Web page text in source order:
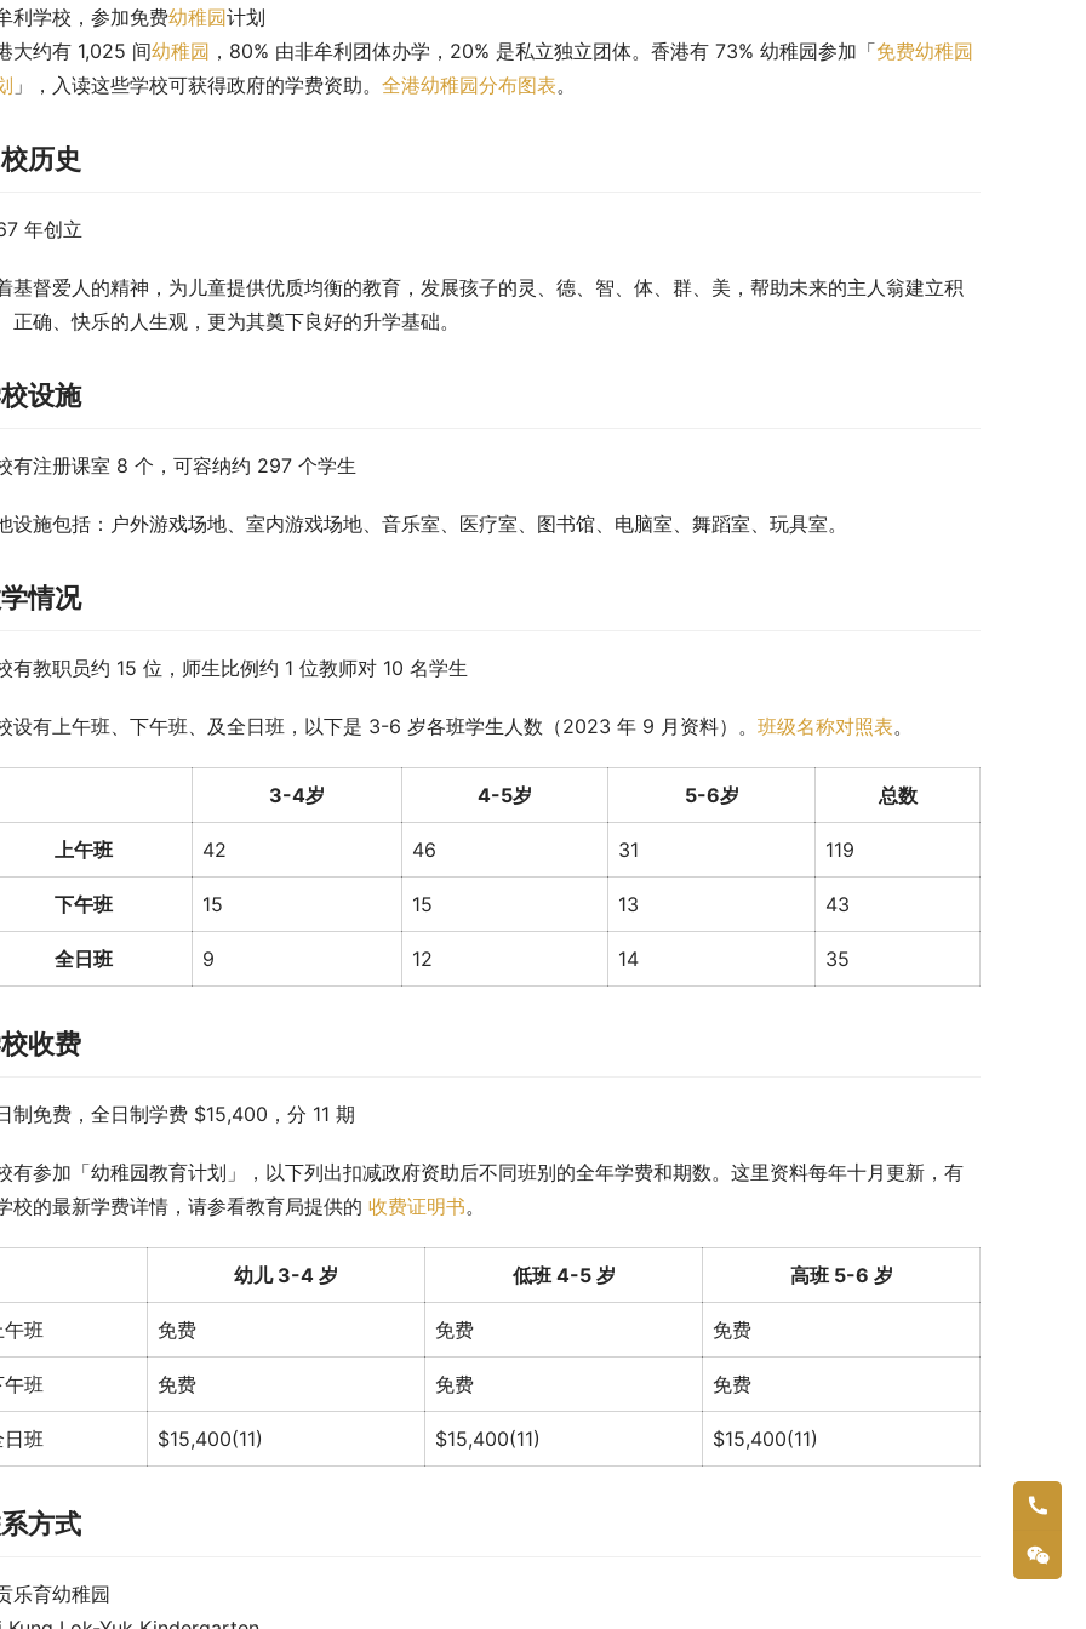
利学校，参加免费幼稚园计划
大约有 1,025 间幼稚园 ，80% 由非牟利团体办学，20% 是私立独立团体。香港有 73% 幼稚园参加「免费幼稚园
」，入读这些学校可获得政府的学费资助。 全港幼稚园分布图表。
历史
年创立
基督爱人的精神，为儿童提供优质均衡的教育，发展孩子的灵、德、智、体、群、美，帮助未来的主人翁建立积
正确、快乐的人生观，更为其奠下良好的升学基础。
设施
有注册课室 8 个，可容纳约 297 个学生
设施包括：户外游戏场地、室内游戏场地、音乐室、医疗室、图书馆、电脑室、舞蹈室、玩具室。
情况
有教职员约 15 位，师生比例约 1 位教师对 10 名学生
设有上午班、下午班、及全日班，以下是 3-6 岁各班学生人数（2023 年 9 月资料）。 班级名称对照表。
3-4岁 4-5岁 5-6岁 总数
上午班 42 46 31 119
下午班 15 15 13 43
全日班 9 12 14 35
收费
制免费，全日制学费 $15,400，分 11 期
有参加「幼稚园教育计划」，以下列出扣减政府资助后不同班别的全年学费和期数。这里资料每年十月更新，有
校的最新学费详情，请参看教育局提供的 收费证明书。
幼儿 3-4 岁 低班 4-5 岁 高班 5-6 岁
午班 免费 免费 免费
午班 免费 免费 免费
日班 $15,400(11) $15,400(11) $15,400(11)
方式
乐育幼稚园